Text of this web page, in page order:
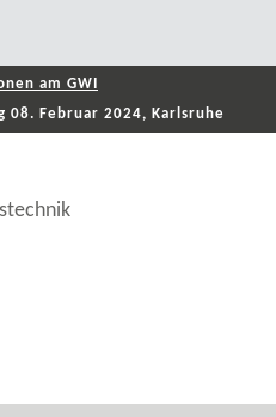
am GWI
08. Februar 2024, Karlsruhe